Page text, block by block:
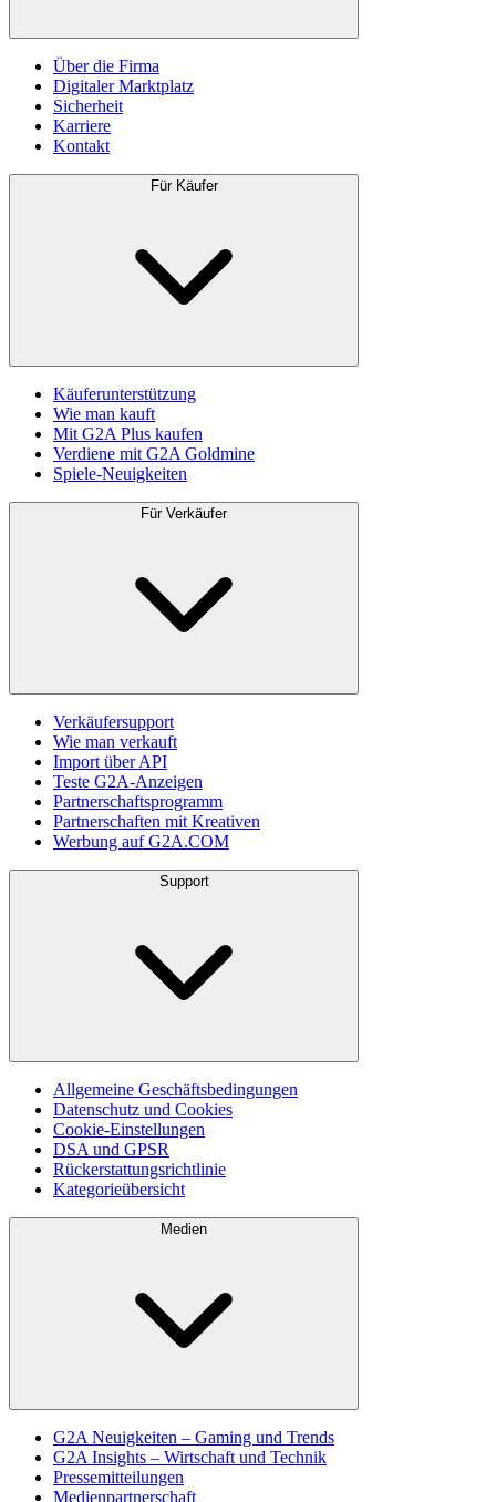
Über die Firma
Digitaler Marktplatz
Sicherheit
Karriere
Kontakt
Für Käufer
Käuferunterstützung
Wie man kauft
Mit G2A Plus kaufen
Verdiene mit G2A Goldmine
Spiele-Neuigkeiten
Für Verkäufer
Verkäufersupport
Wie man verkauft
Import über API
Teste G2A-Anzeigen
Partnerschaftsprogramm
Partnerschaften mit Kreativen
Werbung auf G2A.COM
Support
Allgemeine Geschäftsbedingungen
Datenschutz und Cookies
Cookie-Einstellungen
DSA und GPSR
Rückerstattungsrichtlinie
Kategorieübersicht
Medien
G2A Neuigkeiten – Gaming und Trends
G2A Insights – Wirtschaft und Technik
Pressemitteilungen
Medienpartnerschaft